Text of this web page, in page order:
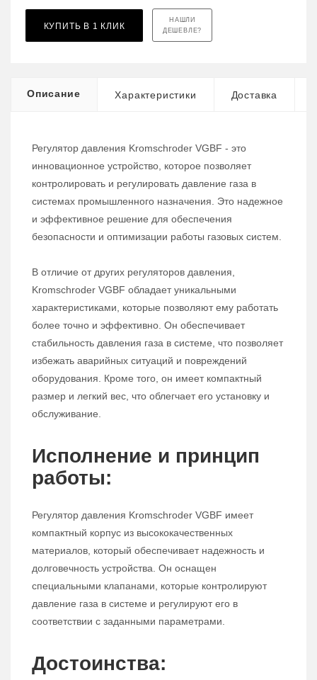
КУПИТЬ В 1 КЛИК
НАШЛИ
ДЕШЕВЛЕ?
Описание Характеристики Доставка
Регулятор давления Kromschroder VGBF - это
инновационное устройство, которое позволяет
контролировать и регулировать давление газа в
системах промышленного назначения. Это надежное
и эффективное решение для обеспечения
безопасности и оптимизации работы газовых систем.
В отличие от других регуляторов давления,
Kromschroder VGBF обладает уникальными
характеристиками, которые позволяют ему работать
более точно и эффективно. Он обеспечивает
стабильность давления газа в системе, что позволяет
избежать аварийных ситуаций и повреждений
оборудования. Кроме того, он имеет компактный
размер и легкий вес, что облегчает его установку и
обслуживание.
Исполнение и принцип
работы:
Регулятор давления Kromschroder VGBF имеет
компактный корпус из высококачественных
материалов, который обеспечивает надежность и
долговечность устройства. Он оснащен
специальными клапанами, которые контролируют
давление газа в системе и регулируют его в
соответствии с заданными параметрами.
Достоинства: